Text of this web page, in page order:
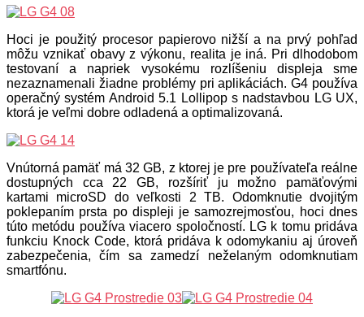
Hoci je použitý procesor papierovo nižší a na prvý pohľad
môžu vznikať obavy z výkonu, realita je iná. Pri dlhodobom
testovaní a napriek vysokému rozlíšeniu displeja sme
nezaznamenali žiadne problémy pri aplikáciách. G4 používa
operačný systém Android 5.1 Lollipop s nadstavbou LG UX,
ktorá je veľmi dobre odladená a optimalizovaná.
Vnútorná pamäť má 32 GB, z ktorej je pre používateľa reálne
dostupných cca 22 GB, rozšíriť ju možno pamäťovými
kartami microSD do veľkosti 2 TB. Odomknutie dvojitým
poklepaním prsta po displeji je samozrejmosťou, hoci dnes
túto metódu používa viacero spoločností. LG k tomu pridáva
funkciu Knock Code, ktorá pridáva k odomykaniu aj úroveň
zabezpečenia, čím sa zamedzí neželaným odomknutiam
smartfónu.